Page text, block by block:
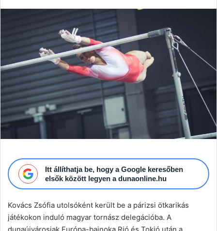
Itt állíthatja be, hogy a Google keresőben
elsők között legyen a dunaonline.hu
Kovács Zsófia utolsóként került be a párizsi ötkarikás
játékokon induló magyar tornász delegációba. A